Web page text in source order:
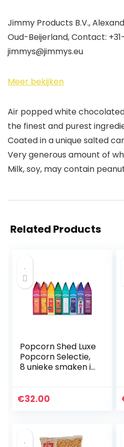
Jimmy Products B.V.,
Oud-Beijerland, Contact:
jimmys@jimmys.eu
Meer bekijken
Air popped white
the finest and purest
Coated in a unique salted
Very generous amount of
Milk, soy, may contain
Related Products
Popcorn Shed Luxe
Popcorn Selectie,
8 unieke smaken in
popcorn
€32.00